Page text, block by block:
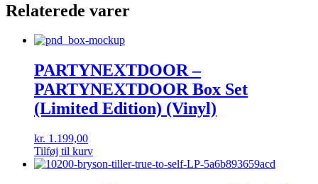
Relaterede varer
PARTYNEXTDOOR –
PARTYNEXTDOOR Box Set
(Limited Edition) (Vinyl)
kr. 1.199,00
Tilføj til kurv